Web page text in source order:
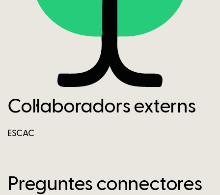
Col·laboradors externs
ESCAC
Preguntes connectores